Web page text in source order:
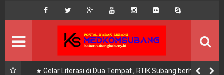
Gelar Literasi di Dua Tempat , RTIK Subang berharap
DISCLAIMER
MEGA MENU
INFO KEGIATAN